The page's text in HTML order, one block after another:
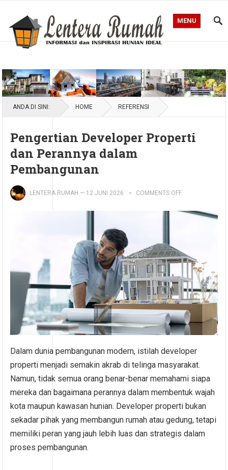
MENU
ANDA DI SINI: HOME REFERENSI
Pengertian Developer Properti
dan Perannya dalam
Pembangunan
LENTERA RUMAH — 12 JUNI 2026 COMMENTS OFF
Dalam dunia pembangunan modern, istilah developer
properti menjadi semakin akrab di telinga masyarakat.
Namun, tidak semua orang benar-benar memahami siapa
mereka dan bagaimana perannya dalam membentuk wajah
kota maupun kawasan hunian. Developer properti bukan
sekadar pihak yang membangun rumah atau gedung, tetapi
memiliki peran yang jauh lebih luas dan strategis dalam
proses pembangunan.